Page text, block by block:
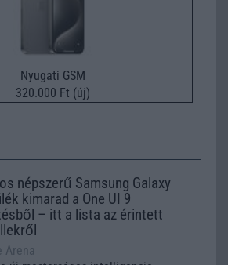
Nyugati GSM
320.000 Ft (új)
népszerű Samsung Galaxy
kimarad a One UI 9
– itt a lista az érintett
Arena